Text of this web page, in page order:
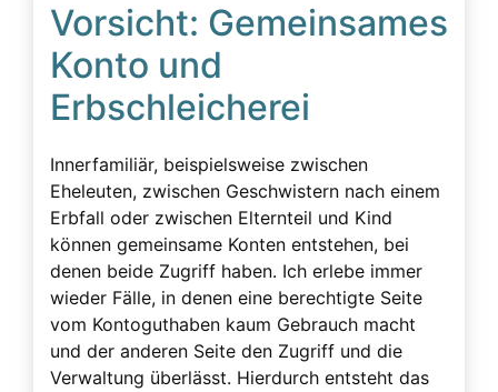
Vorsicht: Gemeinsames
Konto und
Erbschleicherei
Innerfamiliär, beispielsweise zwischen
Eheleuten, zwischen Geschwistern nach einem
Erbfall oder zwischen Elternteil und Kind
können gemeinsame Konten entstehen, bei
denen beide Zugriff haben. Ich erlebe immer
wieder Fälle, in denen eine berechtigte Seite
vom Kontoguthaben kaum Gebrauch macht
und der anderen Seite den Zugriff und die
Verwaltung überlässt. Hierdurch entsteht das